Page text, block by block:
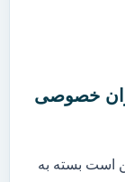
خصوصی
است بسته به